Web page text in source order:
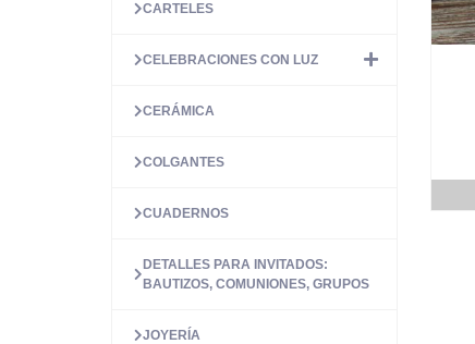
CARTELES
CELEBRACIONES CON LUZ
CERÁMICA
COLGANTES
CUADERNOS
DETALLES PARA INVITADOS:
BAUTIZOS, COMUNIONES, GRUPOS
JOYERÍA